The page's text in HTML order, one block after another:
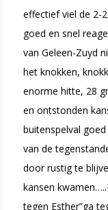
effectief viel de 2-
goed en snel
van Geleen-Zuyd
het knokken,
enorme hitte, 28
en ontstonden
buitenspelval
van de
door rustig te
kansen
tegen Esther”ga